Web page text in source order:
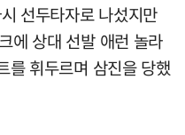
선두타자로 나섰지만
에 상대 선발 애런 놀라
를 휘두르며 삼진을 당했